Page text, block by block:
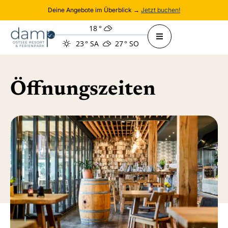
Deine Angebote im Überblick → Jetzt buchen!
18°
23° SA 27° SO
Öffnungszeiten